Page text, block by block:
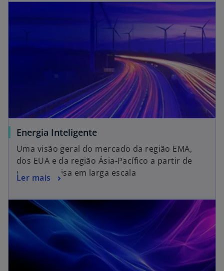
Energia Inteligente
Uma visão geral do mercado da região EMA,
dos EUA e da região Ásia-Pacífico a partir de
uma pesquisa em larga escala
Ler mais